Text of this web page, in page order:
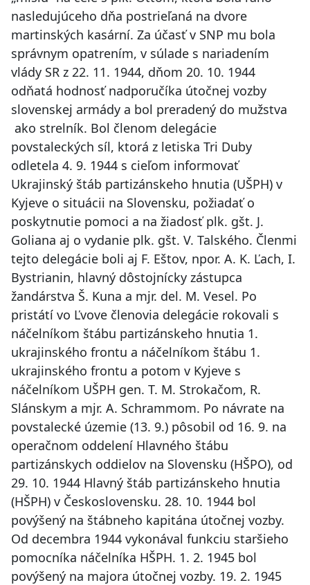
nasledujúceho dňa postrieľaná na dvore
martinských kasární. Za účasť v SNP mu bola
správnym opatrením, v súlade s nariadením
vlády SR z 22. 11. 1944, dňom 20. 10. 1944
odňatá hodnosť nadporučíka útočnej vozby
slovenskej armády a bol preradený do mužstva
ako strelník. Bol členom delegácie
povstaleckých síl, ktorá z letiska Tri Duby
odletela 4. 9. 1944 s cieľom informovať
Ukrajinský štáb partizánskeho hnutia (UŠPH) v
Kyjeve o situácii na Slovensku, požiadať o
poskytnutie pomoci a na žiadosť plk. gšt. J.
Goliana aj o vydanie plk. gšt. V. Talského. Členmi
tejto delegácie boli aj F. Eštov, npor. A. K. Ľach, I.
Bystrianin, hlavný dôstojnícky zástupca
žandárstva Š. Kuna a mjr. del. M. Vesel. Po
pristátí vo Ľvove členovia delegácie rokovali s
náčelníkom štábu partizánskeho hnutia 1.
ukrajinského frontu a náčelníkom štábu 1.
ukrajinského frontu a potom v Kyjeve s
náčelníkom UŠPH gen. T. M. Strokačom, R.
Slánskym a mjr. A. Schrammom. Po návrate na
povstalecké územie (13. 9.) pôsobil od 16. 9. na
operačnom oddelení Hlavného štábu
partizánskych oddielov na Slovensku (HŠPO), od
29. 10. 1944 Hlavný štáb partizánskeho hnutia
(HŠPH) v Československu. 28. 10. 1944 bol
povýšený na štábneho kapitána útočnej vozby.
Od decembra 1944 vykonával funkciu staršieho
pomocníka náčelníka HŠPH. 1. 2. 1945 bol
povýšený na majora útočnej vozby. 19. 2. 1945